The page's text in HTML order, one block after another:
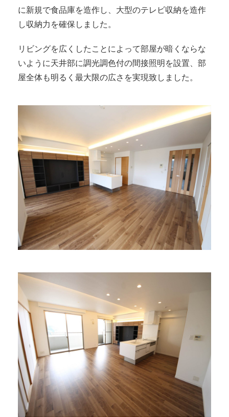
に新規で食品庫を造作し、大型のテレビ収納を造作
し収納力を確保しました。
リビングを広くしたことによって部屋が暗くならな
いように天井部に調光調色付の間接照明を設置、部
屋全体も明るく最大限の広さを実現致しました。